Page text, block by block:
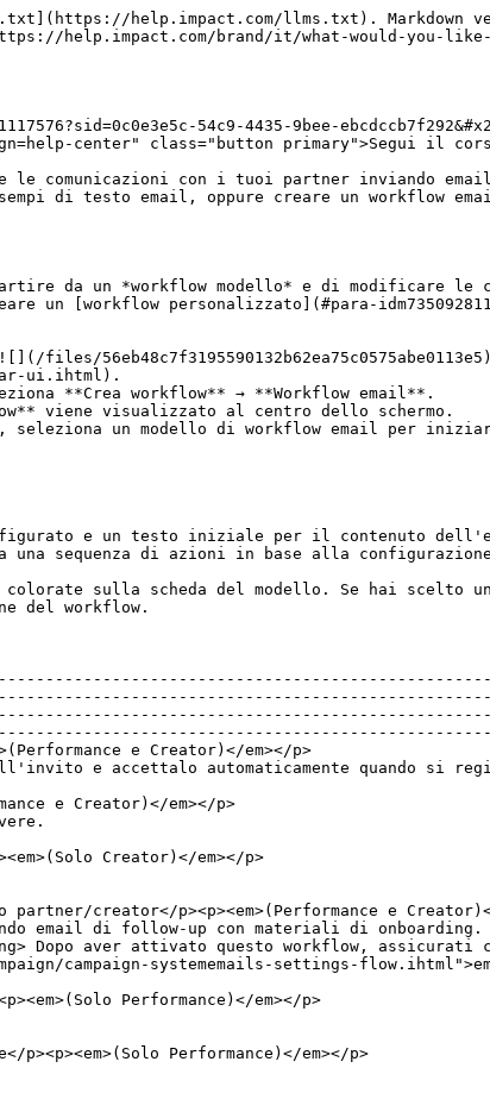
|
| ----------------------------------------------------------------------------------------------------------- | ---------------------------------------------------------------------------------------------------------------------------------------------------------------------------------------------------------------------------------------------------------------------------------------------------------------------------------------------------------------------------------------------------------------------------------------------------------------------------------------------------------------------------------------------------------- |
| <p>Automatizza gli inviti ai prospect</p><p><em>(Performance e Creator)</em></p>                            | Invia un invito via email quando aggiungi un partner a Prospects, fai un follow-up dopo 7 e 14 giorni dall'invito e accettalo automaticamente quando si registra.                                                                                                                                                                                                                                                                                                                                                                                          |
| <p>Onboarding partner/creator</p><p><em>(Performance e Creator)</em></p>                                    | Invia email automatiche di onboarding ai nuovi partner o creator per farli iniziare rapidamente a promuovere.                                                                                                                                                                                                                                                                                                                                                                                                                                              |
| <p>Sblocca il potere dei creator di punta</p><p><em>(Solo Creator)</em></p>                                 | Approva i creator di punta e raggiungi milioni di follower coinvolti.                                                                                                                                                                                                                                                                                                                                                                                                                                                                                      |
| <p>Dai il benvenuto e avvia rapidamente un nuovo partner/creator</p><p><em>(Performance e Creator)</em></p> | <p>Invia un'email di benvenuto ai partner appena iscritti, poi aiutali a diventare operativi inviando email di follow-up con materiali di onboarding. Le